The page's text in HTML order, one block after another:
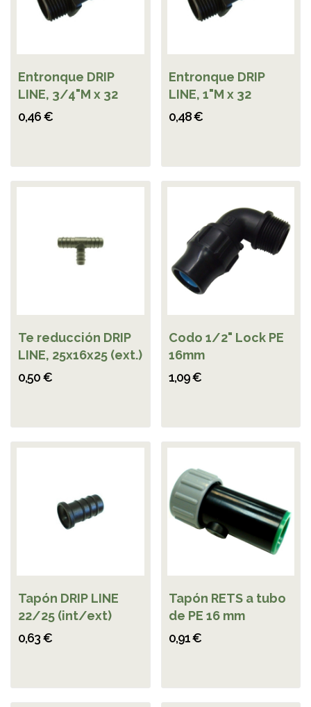
Entronque DRIP
LINE, 3/4"M x 32
0,46 €
Entronque DRIP
LINE, 1"M x 32
0,48 €
Te reducción DRIP
LINE, 25x16x25 (ext.)
0,50 €
Codo 1/2" Lock PE
16mm
1,09 €
Tapón DRIP LINE
22/25 (int/ext)
0,63 €
Tapón RETS a tubo
de PE 16 mm
0,91 €